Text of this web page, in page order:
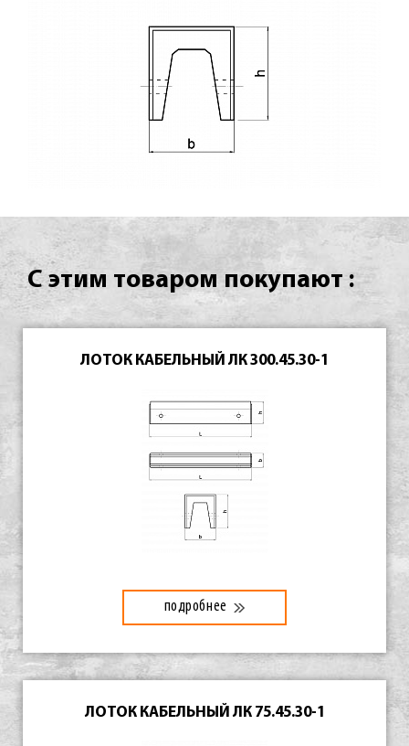
С этим товаром покупают :
ЛОТОК КАБЕЛЬНЫЙ ЛК 300.45.30-1
подробнее
ЛОТОК КАБЕЛЬНЫЙ ЛК 75.45.30-1